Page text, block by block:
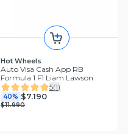
Hot Wheels
Auto Visa Cash App RB
Formula 1 F1 Liam Lawson
5(1)
40% $7.190
$11.990